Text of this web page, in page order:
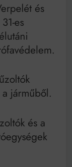
és
es
járműből.
és a